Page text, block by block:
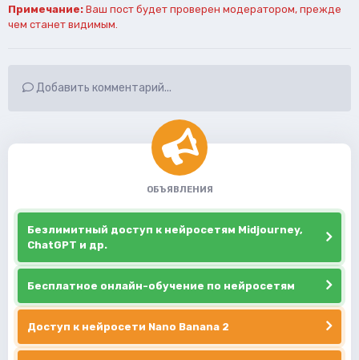
Примечание: Ваш пост будет проверен модератором, прежде
чем станет видимым.
Добавить комментарий...
ОБЪЯВЛЕНИЯ
Безлимитный доступ к нейросетям Midjourney,
ChatGPT и др.
Бесплатное онлайн-обучение по нейросетям
Доступ к нейросети Nano Banana 2